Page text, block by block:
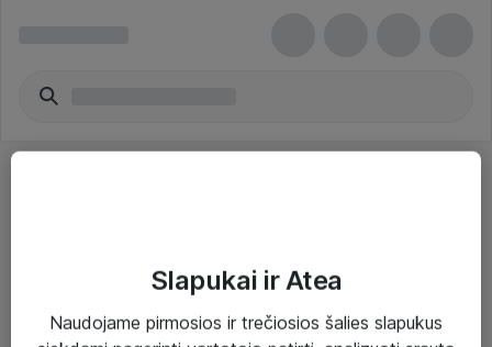
Slapukai ir Atea
Naudojame pirmosios ir trečiosios šalies slapukus